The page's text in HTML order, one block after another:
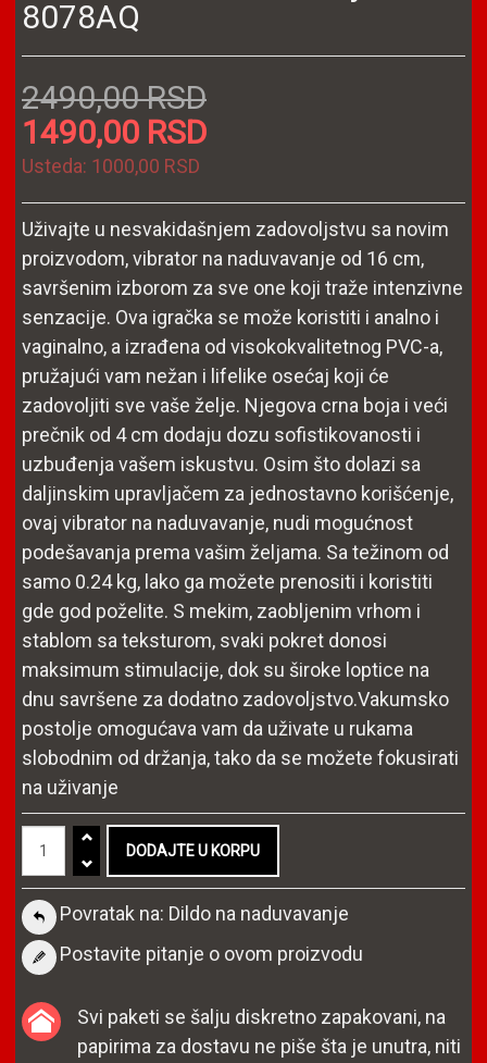
8078AQ
2490,00 RSD
1490,00 RSD
Usteda: 1000,00 RSD
Uživajte u nesvakidašnjem zadovoljstvu sa novim
proizvodom, vibrator na naduvavanje od 16 cm,
savršenim izborom za sve one koji traže intenzivne
senzacije. Ova igračka se može koristiti i analno i
vaginalno, a izrađena od visokokvalitetnog PVC-a,
pružajući vam nežan i lifelike osećaj koji će
zadovoljiti sve vaše želje. Njegova crna boja i veći
prečnik od 4 cm dodaju dozu sofistikovanosti i
uzbuđenja vašem iskustvu. Osim što dolazi sa
daljinskim upravljačem za jednostavno korišćenje,
ovaj vibrator na naduvavanje, nudi mogućnost
podešavanja prema vašim željama. Sa težinom od
samo 0.24 kg, lako ga možete prenositi i koristiti
gde god poželite. S mekim, zaobljenim vrhom i
stablom sa teksturom, svaki pokret donosi
maksimum stimulacije, dok su široke loptice na
dnu savršene za dodatno zadovoljstvo.Vakumsko
postolje omogućava vam da uživate u rukama
slobodnim od držanja, tako da se možete fokusirati
na uživanje
Povratak na: Dildo na naduvavanje
Postavite pitanje o ovom proizvodu
Svi paketi se šalju diskretno zapakovani, na
papirima za dostavu ne piše šta je unutra, niti